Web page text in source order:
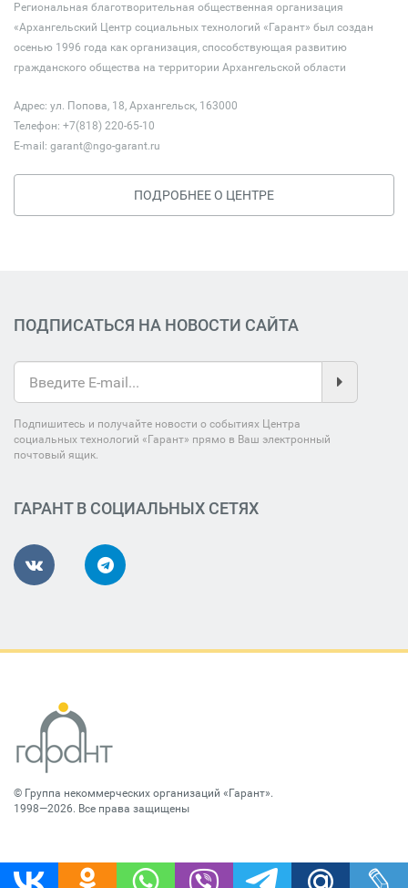
Региональная благотворительная общественная организация
«Архангельский Центр социальных технологий «Гарант» был создан
осенью 1996 года как организация, способствующая развитию
гражданского общества на территории Архангельской области
Адрес: ул. Попова, 18, Архангельск, 163000
Телефон: +7(818) 220-65-10
E-mail: garant@ngo-garant.ru
ПОДРОБНЕЕ О ЦЕНТРЕ
ПОДПИСАТЬСЯ НА НОВОСТИ САЙТА
Подпишитесь и получайте новости о событиях Центра
социальных технологий «Гарант» прямо в Ваш электронный
почтовый ящик.
ГАРАНТ В СОЦИАЛЬНЫХ СЕТЯХ
© Группа некоммерческих организаций «Гарант».
1998—2026. Все права защищены